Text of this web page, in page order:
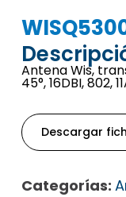
Antena Wis,
45°, 16DBI, 802,
Descargar
Categorías: